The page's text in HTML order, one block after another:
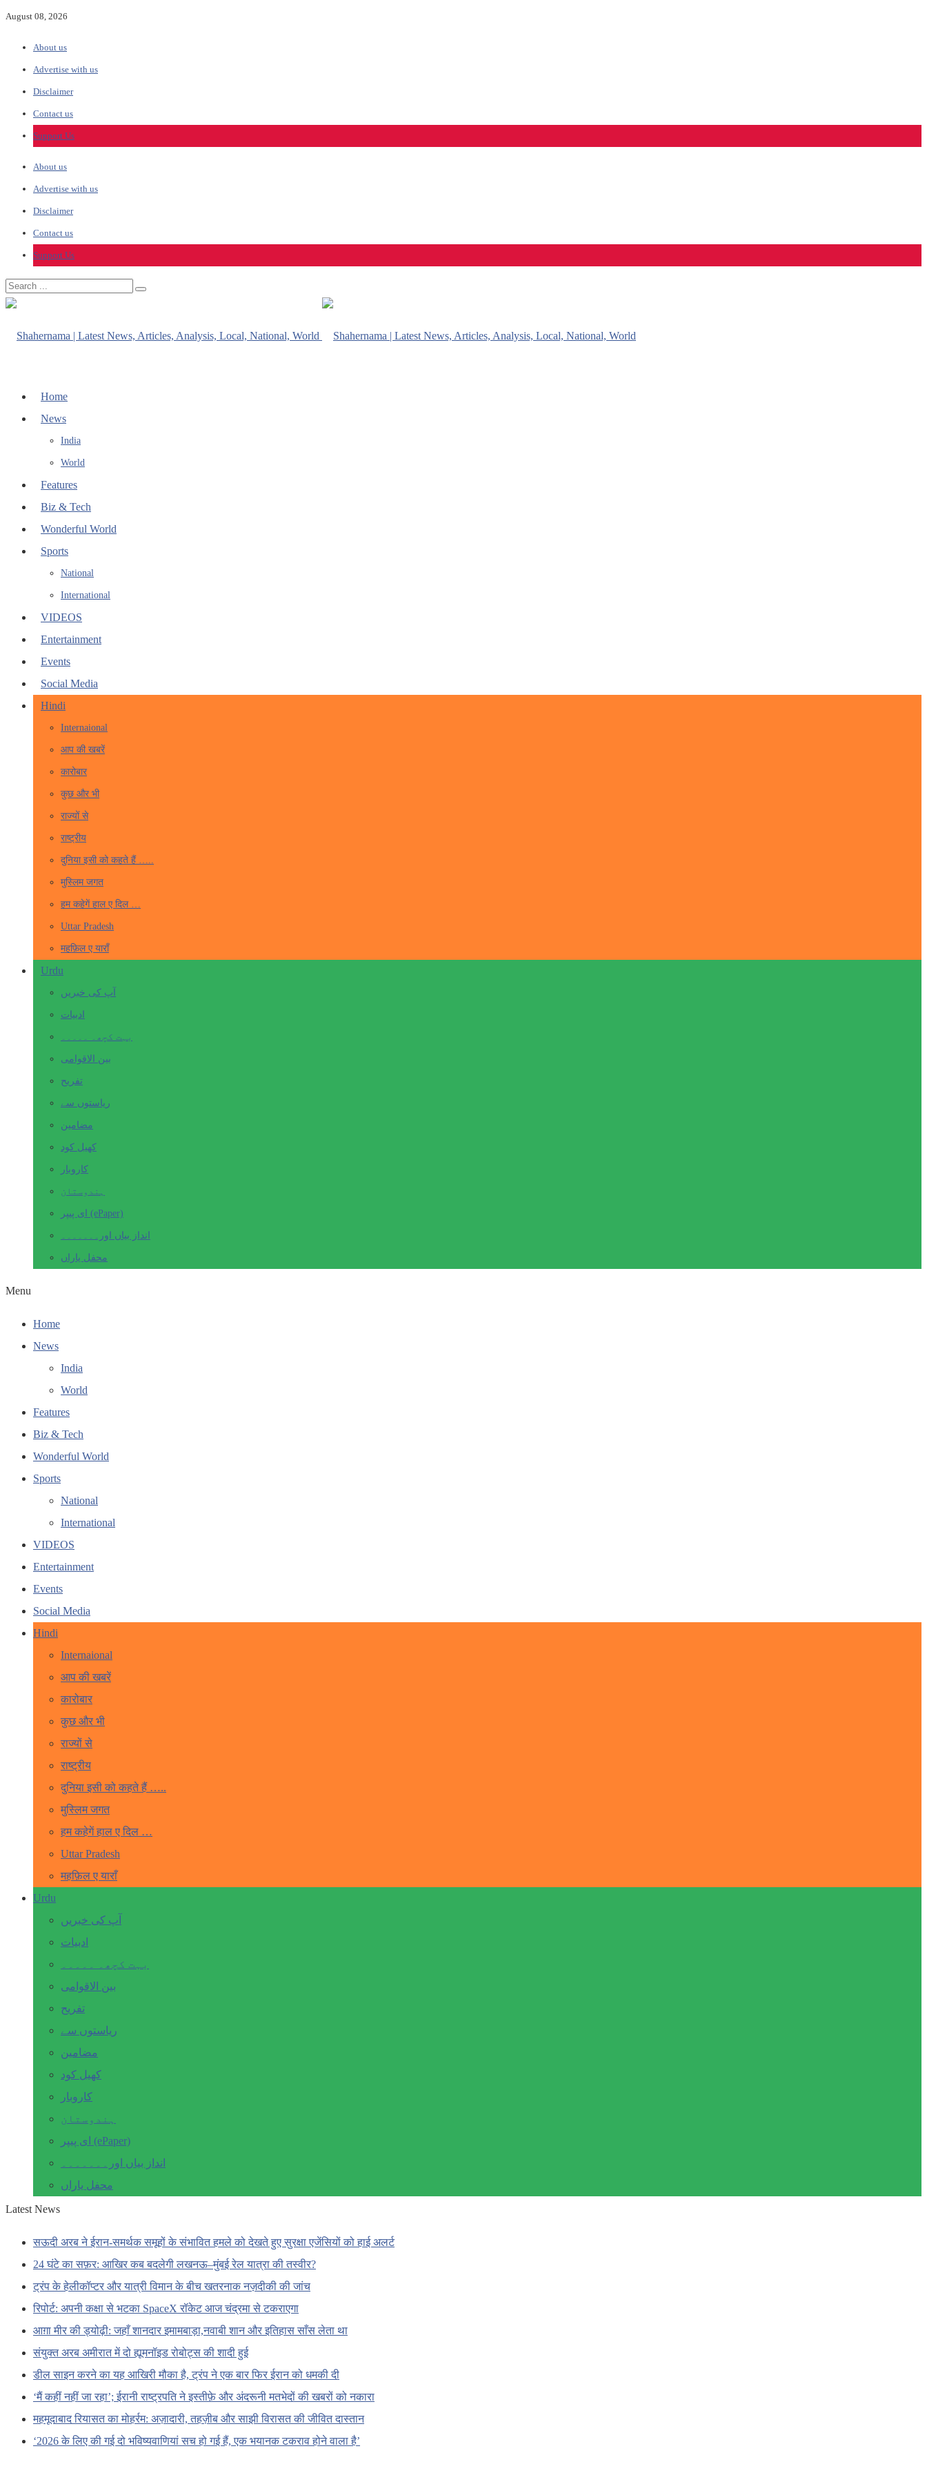
August 08, 2026
About us
Advertise with us
Disclaimer
Contact us
Support Us
About us
Advertise with us
Disclaimer
Contact us
Support Us
Home
News
India
World
Features
Biz & Tech
Wonderful World
Sports
National
International
VIDEOS
Entertainment
Events
Social Media
Hindi
Internaional
आप की खबरें
कारोबार
कुछ और भी
राज्यों से
राष्ट्रीय
दुनिया इसी को कहते हैं …..
मुस्लिम जगत
हम कहेगें हाल ए दिल …
Uttar Pradesh
महफ़िल ए याराँ
Urdu
آپ کی خبریں
ادبیات
بہت کچھ۔ ۔۔۔۔۔
بین الاقوامی
تفریح
ریاستوں سے
مضامین
کھیل کود
کاروبار
ہندوستان
ای پیپر (ePaper)
انداز بیاں اور۔۔۔۔۔۔۔
محفل یاراں
Menu
Home
News
India
World
Features
Biz & Tech
Wonderful World
Sports
National
International
VIDEOS
Entertainment
Events
Social Media
Hindi
Internaional
आप की खबरें
कारोबार
कुछ और भी
राज्यों से
राष्ट्रीय
दुनिया इसी को कहते हैं …..
मुस्लिम जगत
हम कहेगें हाल ए दिल …
Uttar Pradesh
महफ़िल ए याराँ
Urdu
آپ کی خبریں
ادبیات
بہت کچھ۔ ۔۔۔۔۔
بین الاقوامی
تفریح
ریاستوں سے
مضامین
کھیل کود
کاروبار
ہندوستان
ای پیپر (ePaper)
انداز بیاں اور۔۔۔۔۔۔۔
محفل یاراں
Latest News
सऊदी अरब ने ईरान-समर्थक समूहों के संभावित हमले को देखते हुए सुरक्षा एजेंसियों को हाई अलर्ट
24 घंटे का सफ़र: आखिर कब बदलेगी लखनऊ–मुंबई रेल यात्रा की तस्वीर?
ट्रंप के हेलीकॉप्टर और यात्री विमान के बीच खतरनाक नज़दीकी की जांच
रिपोर्ट: अपनी कक्षा से भटका SpaceX रॉकेट आज चंद्रमा से टकराएगा
आग़ा मीर की ड्योढ़ी: जहाँ शानदार इमामबाड़ा,नवाबी शान और इतिहास साँस लेता था
संयुक्त अरब अमीरात में दो ह्यूमनॉइड रोबोट्स की शादी हुई
डील साइन करने का यह आखिरी मौका है, ट्रंप ने एक बार फिर ईरान को धमकी दी
‘मैं कहीं नहीं जा रहा’; ईरानी राष्ट्रपति ने इस्तीफ़े और अंदरूनी मतभेदों की खबरों को नकारा
महमूदाबाद रियासत का मोहर्रम: अज़ादारी, तहज़ीब और साझी विरासत की जीवित दास्तान
‘2026 के लिए की गई दो भविष्यवाणियां सच हो गई हैं, एक भयानक टकराव होने वाला है’